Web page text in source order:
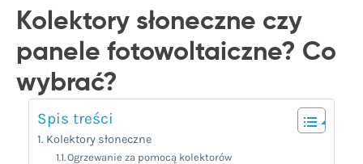
Kolektory słoneczne czy
panele fotowoltaiczne? Co
wybrać?
Spis treści
Kolektory słoneczne
Ogrzewanie za pomocą kolektorów